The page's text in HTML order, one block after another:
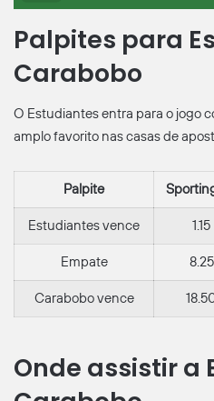
Palpites para
Carabobo
O Estudiantes entra para o jogo
amplo favorito nas casas de
Palpite
Estudiantes vence 1.15
Empate 8.25
Carabobo vence
Onde assistir a